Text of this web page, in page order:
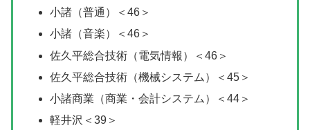
小諸（普通）＜46＞
小諸（音楽）＜46＞
佐久平総合技術（電気情報）＜46＞
佐久平総合技術（機械システム）＜45＞
小諸商業（商業・会計システム）＜44＞
軽井沢＜39＞